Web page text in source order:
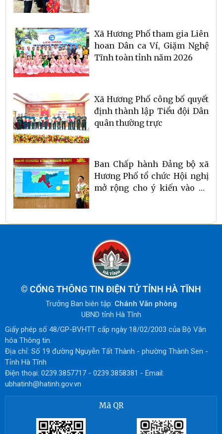
Xã Hương Phố tham gia Liên
hoan Dân ca Ví, Giặm Nghệ
Tĩnh toàn tỉnh năm 2026
Xã Hương Phố công bố quyết
định thành lập Tiểu đội Dân
quân thường trực
Ban Chấp hành Đảng bộ xã
Hương Phố tổ chức Hội nghị
mở rộng cho ý kiến vào dự
© CỔNG THÔNG TIN ĐIỆN TỬ TỈNH HÀ TĨNH
Trưởng Ban biên tập: Chánh Văn phòng
UBND tỉnh Hà Tĩnh
Giấy phép số 48/GP-BVHTT cấp ngày 18/02/2003 của Bộ Văn
hóa Thông tin.
Địa chỉ: Số 19 đường Nguyễn Tất Thành - phường Thành Sen -
Tỉnh Hà Tĩnh
Điện thoại: 0239.3857717 - 0239.3858381 - Email:
ubhatinh@hatinh.gov.vn
Mã QR